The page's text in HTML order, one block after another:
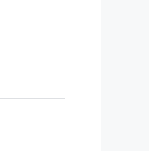
เชีย